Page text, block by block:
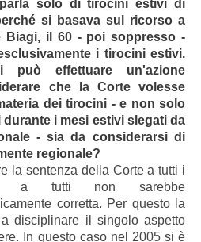
solo di tirocini estivi di
si basava sul ricorso a
Biagi, il 60 - poi soppresso -
i tirocini estivi.
effettuare un'azione
che la Corte volesse
dei tirocini - e non solo
i mesi estivi slegati da
- sia da considerarsi di
regionale?
la sentenza della Corte a tutti i
a tutti non sarebbe
corretta. Per questo la
disciplinare il singolo aspetto
In questo caso nel 2005 si è